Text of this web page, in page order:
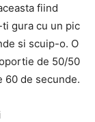
fiind
gura cu un pic
si scuip-o. O
de 50/50
60 de secunde.